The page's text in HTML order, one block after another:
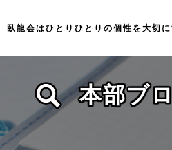
臥龍会はひとりひとりの個性を大切に
本部ブ